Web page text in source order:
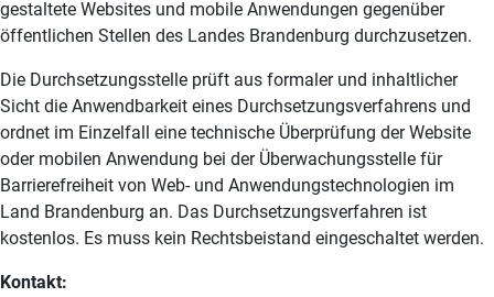
gestaltete Websites und mobile Anwendungen gegenüber
öffentlichen Stellen des Landes Brandenburg durchzusetzen.
Die Durchsetzungsstelle prüft aus formaler und inhaltlicher
Sicht die Anwendbarkeit eines Durchsetzungsverfahrens und
ordnet im Einzelfall eine technische Überprüfung der Website
oder mobilen Anwendung bei der Überwachungsstelle für
Barrierefreiheit von Web- und Anwendungstechnologien im
Land Brandenburg an. Das Durchsetzungsverfahren ist
kostenlos. Es muss kein Rechtsbeistand eingeschaltet werden.
Kontakt: